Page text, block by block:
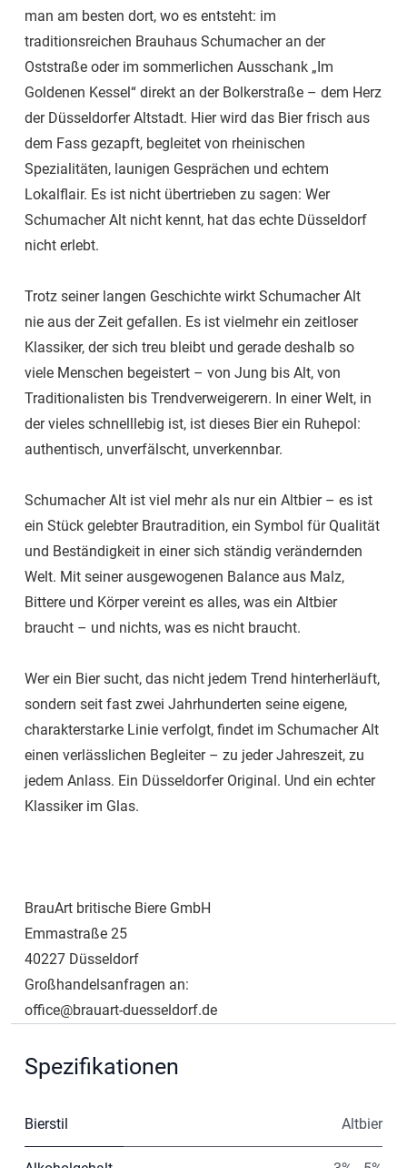
man am besten dort, wo es entsteht: im
traditionsreichen Brauhaus Schumacher an der
Oststraße oder im sommerlichen Ausschank „Im
Goldenen Kessel“ direkt an der Bolkerstraße – dem Herz
der Düsseldorfer Altstadt. Hier wird das Bier frisch aus
dem Fass gezapft, begleitet von rheinischen
Spezialitäten, launigen Gesprächen und echtem
Lokalflair. Es ist nicht übertrieben zu sagen: Wer
Schumacher Alt nicht kennt, hat das echte Düsseldorf
nicht erlebt.
Trotz seiner langen Geschichte wirkt Schumacher Alt
nie aus der Zeit gefallen. Es ist vielmehr ein zeitloser
Klassiker, der sich treu bleibt und gerade deshalb so
viele Menschen begeistert – von Jung bis Alt, von
Traditionalisten bis Trendverweigerern. In einer Welt, in
der vieles schnelllebig ist, ist dieses Bier ein Ruhepol:
authentisch, unverfälscht, unverkennbar.
Schumacher Alt ist viel mehr als nur ein Altbier – es ist
ein Stück gelebter Brautradition, ein Symbol für Qualität
und Beständigkeit in einer sich ständig verändernden
Welt. Mit seiner ausgewogenen Balance aus Malz,
Bittere und Körper vereint es alles, was ein Altbier
braucht – und nichts, was es nicht braucht.
Wer ein Bier sucht, das nicht jedem Trend hinterherläuft,
sondern seit fast zwei Jahrhunderten seine eigene,
charakterstarke Linie verfolgt, findet im Schumacher Alt
einen verlässlichen Begleiter – zu jeder Jahreszeit, zu
jedem Anlass. Ein Düsseldorfer Original. Und ein echter
Klassiker im Glas.
BrauArt britische Biere GmbH
Emmastraße 25
40227 Düsseldorf
Großhandelsanfragen an:
office@brauart-duesseldorf.de
Spezifikationen
Bierstil Altbier